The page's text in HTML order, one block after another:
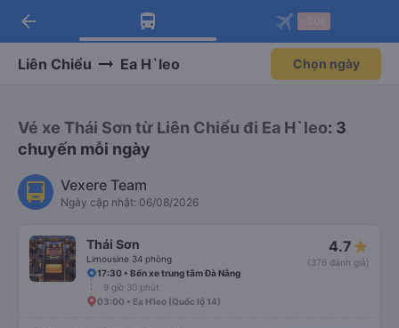
Tải app Vexere ngay!
Nhận ưu đãi thành viên độc
Mở app
Tải app Vexere
-30k/ghế khi đặt vé máy bay qua
Mở app
arrow_back
Liên Chiểu Ea H`leo Chọn ngày
Vé xe Thái Sơn từ Liên Chiểu đi Ea H`leo: 3
chuyến mỗi ngày
Vexere Team
Ngày cập nhật: 06/08/2026
Thái Sơn
Limousine 34 phòng
4.7
(376 đánh giá)
17:30 • Bến xe trung tâm Đà Nẵng
9 giờ 30 phút
03:00 • Ea H'leo (Quốc lộ 14)